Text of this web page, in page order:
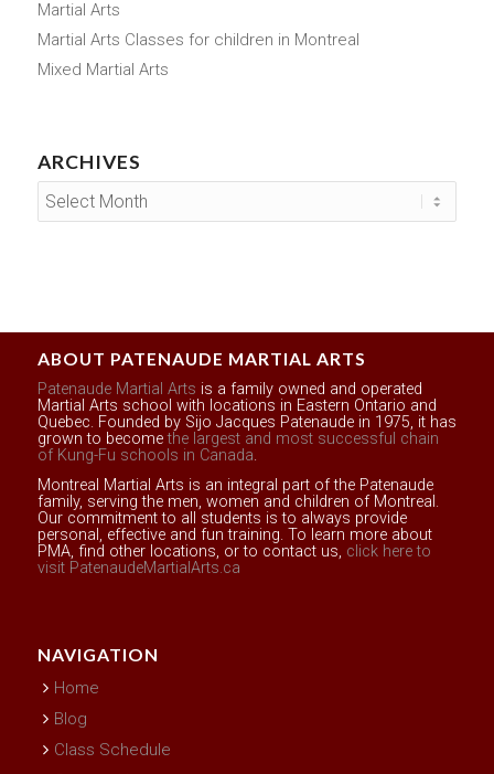
Martial Arts
Martial Arts Classes for children in Montreal
Mixed Martial Arts
ARCHIVES
ABOUT PATENAUDE MARTIAL ARTS
Patenaude Martial Arts is a family owned and operated
Martial Arts school with locations in Eastern Ontario and
Quebec. Founded by Sijo Jacques Patenaude in 1975, it has
grown to becomethe largest and most successful chain
of Kung-Fu schools in Canada.
Montreal Martial Arts is an integral part of the Patenaude
family, serving the men, women and children of Montreal.
Our commitment to all students is to always provide
personal, effective and fun training. To learn more about
PMA, find other locations, or to contact us, click here to
visit PatenaudeMartialArts.ca
NAVIGATION
Home
Blog
Class Schedule